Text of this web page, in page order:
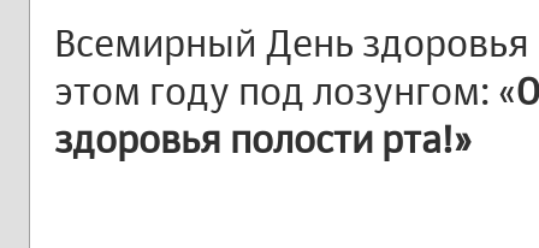
Всемирный День здоровья
этом году под лозунгом: «
здоровья полости рта!»